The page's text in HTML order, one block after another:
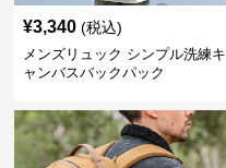
¥3,340 (税込)
メンズリュック シンプル洗練キ
ャンバスバックパック